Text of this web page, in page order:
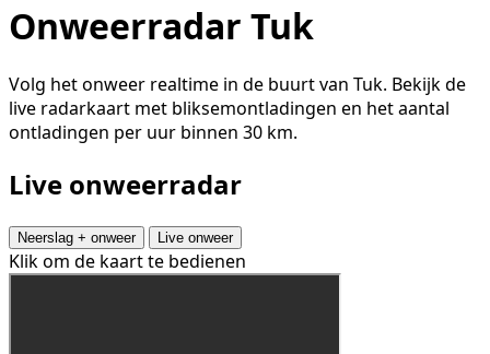
Onweerradar Tuk
Volg het onweer realtime in de buurt van Tuk. Bekijk de
live radarkaart met bliksemontladingen en het aantal
ontladingen per uur binnen 30 km.
Live onweerradar
Neerslag + onweer Live onweer
Klik om de kaart te bedienen